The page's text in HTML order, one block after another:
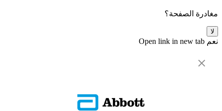
مغادرة الصفحة؟
لا
نعم Open link in new tab